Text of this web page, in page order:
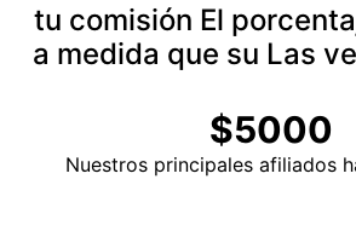
tu comisión El
a medida que su Las
$5000
Nuestros principales afiliados